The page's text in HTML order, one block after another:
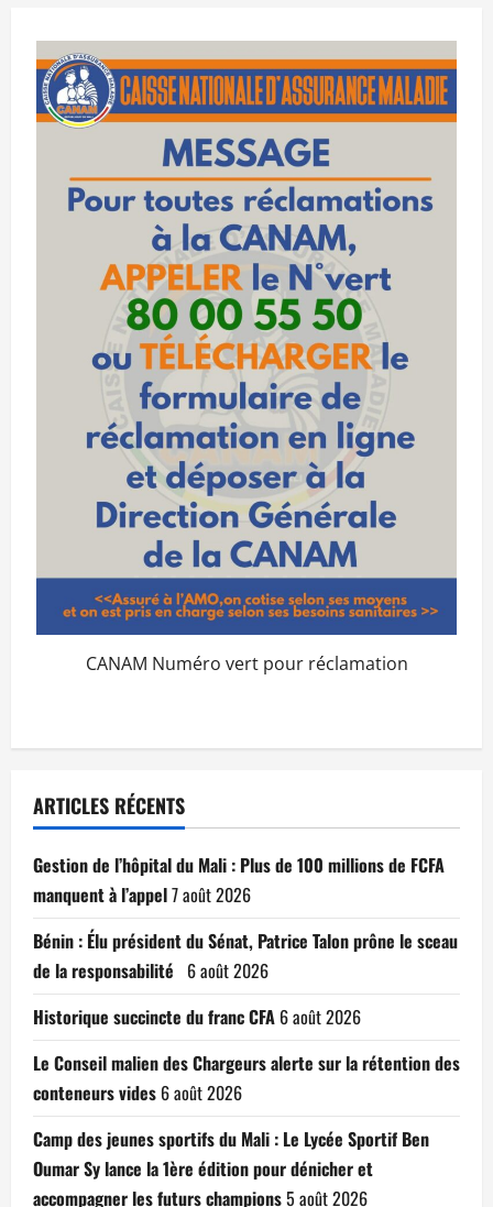
CANAM Numéro vert pour réclamation
ARTICLES RÉCENTS
Gestion de l’hôpital du Mali : Plus de 100 millions de FCFA
manquent à l’appel7 août 2026
Bénin : Élu président du Sénat, Patrice Talon prône le sceau
de la responsabilité 6 août 2026
Historique succincte du franc CFA 6 août 2026
Le Conseil malien des Chargeurs alerte sur la rétention des
conteneurs vides 6 août 2026
Camp des jeunes sportifs du Mali : Le Lycée Sportif Ben
Oumar Sy lance la 1ère édition pour dénicher et
accompagner les futurs champions5 août 2026